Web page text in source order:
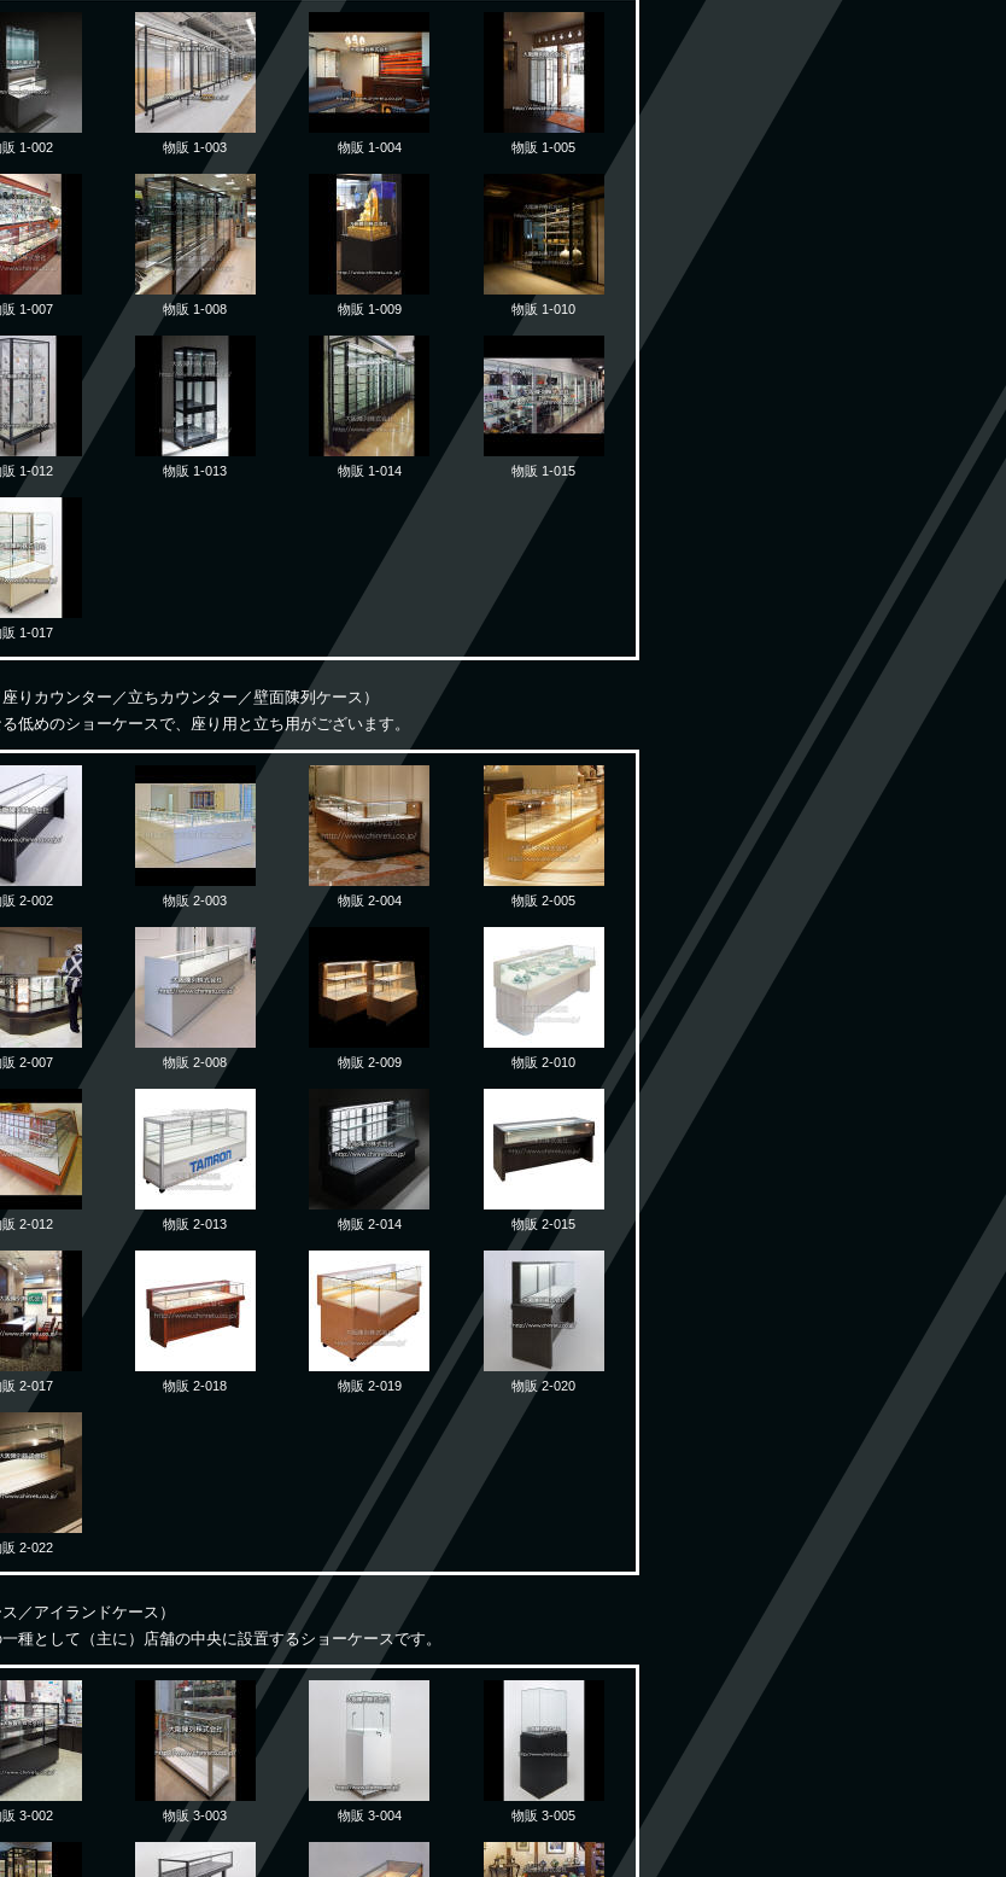
販 1-002 物販 1-003 物販 1-004 物販 1-005
販 1-007 物販 1-008 物販 1-009 物販 1-010
販 1-012 物販 1-013 物販 1-014 物販 1-015
販 1-017
りカウンター／立ちカウンター／壁面陳列ケース）
低めのショーケースで、座り用と立ち用がございます。
販 2-002 物販 2-003 物販 2-004 物販 2-005
販 2-007 物販 2-008 物販 2-009 物販 2-010
販 2-012 物販 2-013 物販 2-014 物販 2-015
販 2-017 物販 2-018 物販 2-019 物販 2-020
販 2-022
／アイランドケース）
として（主に）店舗の中央に設置するショーケースです。
販 3-002 物販 3-003 物販 3-004 物販 3-005